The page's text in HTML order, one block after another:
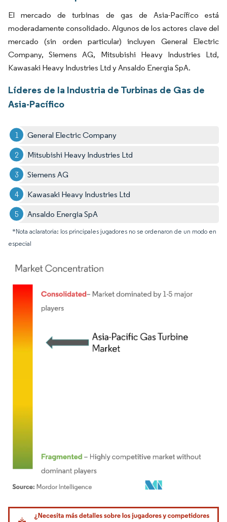
El mercado de turbinas de gas de Asia-Pacífico está
moderadamente consolidado. Algunos de los actores clave del
mercado (sin orden particular) incluyen General Electric
Company, Siemens AG, Mitsubishi Heavy Industries Ltd,
Kawasaki Heavy Industries Ltd y Ansaldo Energia SpA.
Líderes de la Industria de Turbinas de Gas de
Asia-Pacífico
General Electric Company
Mitsubishi Heavy Industries Ltd
Siemens AG
Kawasaki Heavy Industries Ltd
Ansaldo Energia SpA
*Nota aclaratoria: los principales jugadores no se ordenaron de un modo en
especial
Imagen © Mordor Intelligence. El uso requiere atribución según CC BY 4.0.